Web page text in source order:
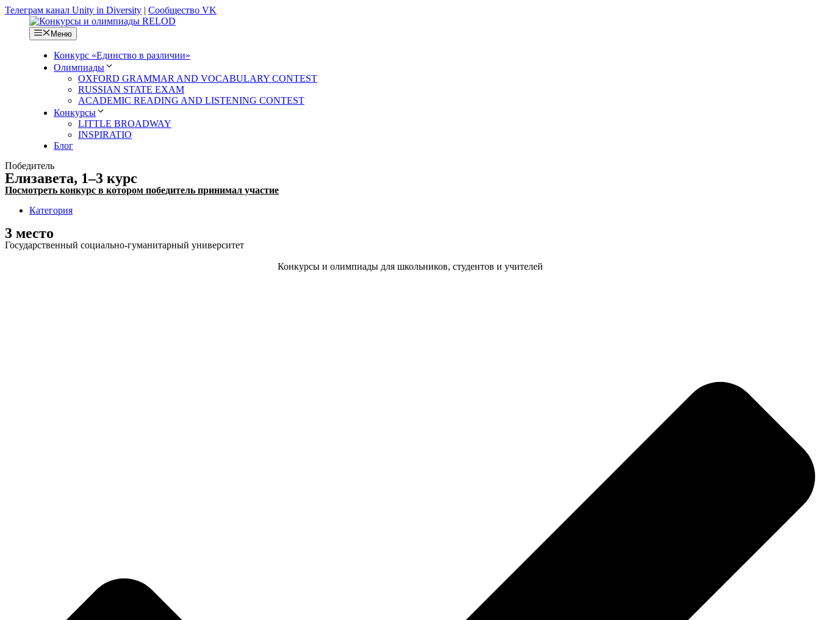
Телеграм канал Unity in Diversity | Сообщество VK
Меню
Конкурс «Единство в различии»
Олимпиады
OXFORD GRAMMAR AND VOCABULARY CONTEST
RUSSIAN STATE EXAM
ACADEMIC READING AND LISTENING CONTEST
Конкурсы
LITTLE BROADWAY
INSPIRATIO
Блог
Победитель
Елизавета, 1–3 курс
Посмотреть конкурс в котором победитель принимал участие
Категория
3 место
Государственный социально-гуманитарный университет
Конкурсы и олимпиады для школьников, студентов и учителей